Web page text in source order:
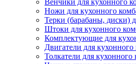
Венчики для кухонного
Ножи для кухонного
Терки (барабаны, диски)
Штоки для кухонного
Комплектующие для
Двигатели для кухонного
Толкатели для кухонного